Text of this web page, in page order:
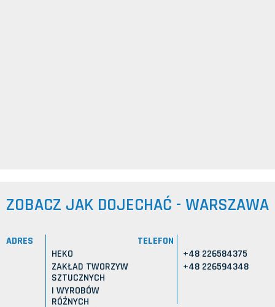
ZOBACZ JAK DOJECHAĆ - WARSZAWA
ADRES
HEKO
ZAKŁAD TWORZYW
SZTUCZNYCH
I WYROBÓW
RÓŻNYCH
TELEFON
+48 226584375
+48 226594348